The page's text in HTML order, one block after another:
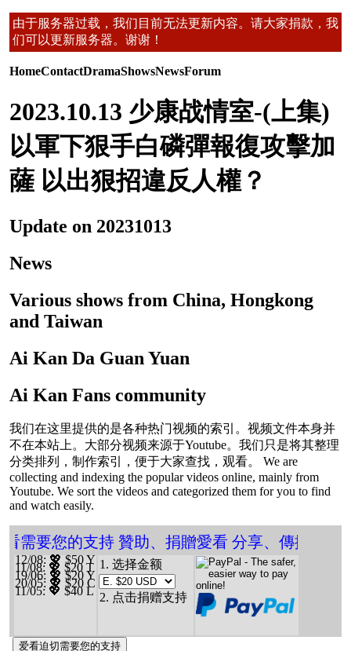
由于服务器过载，我们目前无法更新内容。请大家捐款，我
们可以更新服务器。谢谢！
HomeContactDramaShowsNewsForum
2023.10.13 少康战情室-(上集)
以軍下狠手白磷彈報復攻擊加
薩 以出狠招違反人權？
Update on 20231013
News
Various shows from China, Hongkong
and Taiwan
Ai Kan Da Guan Yuan
Ai Kan Fans community
我们在这里提供的是各种热门视频的索引。视频文件本身并
不在本站上。大部分视频来源于Youtube。我们只是将其整理
分类排列，制作索引，便于大家查找，观看。 We are
collecting and indexing the popular videos online, mainly from
Youtube. We sort the videos and categorized them for you to find
and watch easily.
❤️ 愛看需要您的支持 贊助、捐贈愛看 分享、傳
12/08: 💖 $50 Y
11/08: 💖 $20 T
19/06: 💖 $20 Y
20/05: 💖 $20 C
11/05: 💖 $40 L
1. 选择金额
2. 点击捐赠支持
爱看迫切需要您的支持